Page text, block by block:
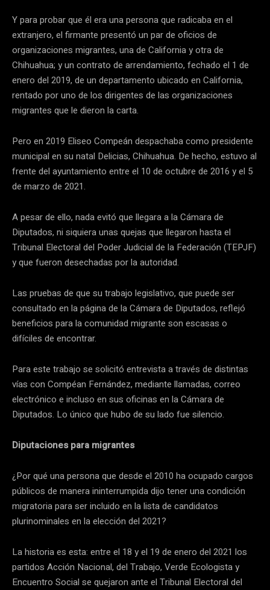
Y para probar que él era una persona que radicaba en el
extranjero, el firmante presentó un par de oficios de
organizaciones migrantes, una de California y otra de
Chihuahua; y un contrato de arrendamiento, fechado el 1 de
enero del 2019, de un departamento ubicado en California,
rentado por uno de los dirigentes de las organizaciones
migrantes que le dieron la carta.
Pero en 2019 Eliseo Compeán despachaba como presidente
municipal en su natal Delicias, Chihuahua. De hecho, estuvo al
frente del ayuntamiento entre el 10 de octubre de 2016 y el 5
de marzo de 2021.
A pesar de ello, nada evitó que llegara a la Cámara de
Diputados, ni siquiera unas quejas que llegaron hasta el
Tribunal Electoral del Poder Judicial de la Federación (TEPJF)
y que fueron desechadas por la autoridad.
Las pruebas de que su trabajo legislativo, que puede ser
consultado en la página de la Cámara de Diputados, reflejó
beneficios para la comunidad migrante son escasas o
difíciles de encontrar.
Para este trabajo se solicitó entrevista a través de distintas
vías con Compéan Fernández, mediante llamadas, correo
electrónico e incluso en sus oficinas en la Cámara de
Diputados. Lo único que hubo de su lado fue silencio.
Diputaciones para migrantes
¿Por qué una persona que desde el 2010 ha ocupado cargos
públicos de manera ininterrumpida dijo tener una condición
migratoria para ser incluido en la lista de candidatos
plurinominales en la elección del 2021?
La historia es esta: entre el 18 y el 19 de enero del 2021 los
partidos Acción Nacional, del Trabajo, Verde Ecologista y
Encuentro Social se quejaron ante el Tribunal Electoral del